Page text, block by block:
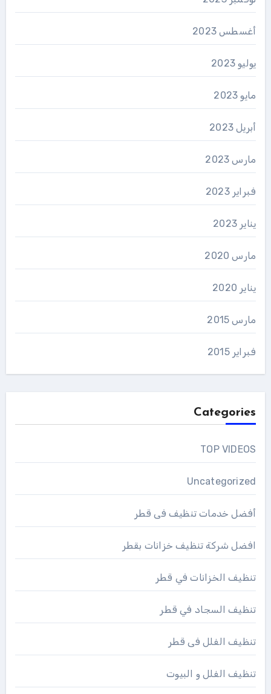
أغسطس 2023
يوليو 2023
مايو 2023
أبريل 2023
مارس 2023
فبراير 2023
يناير 2023
مارس 2020
يناير 2020
مارس 2015
فبراير 2015
Categories
TOP VIDEOS
Uncategorized
أفضل خدمات تنظيف فى قطر
افضل شركة تنظيف خزانات بقطر
تنظيف الخزانات في قطر
تنظيف السجاد في قطر
تنظيف الفلل فى قطر
تنظيف الفلل و البيوت